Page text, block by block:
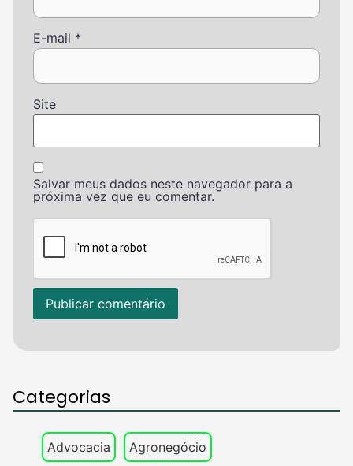
E-mail *
Site
Salvar meus dados neste navegador para a
próxima vez que eu comentar.
Categorias
Advocacia Agronegócio